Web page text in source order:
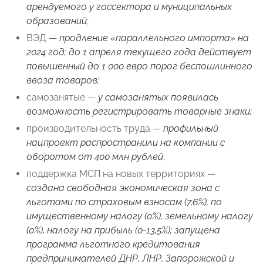
арендуемого у госсектора и муниципальных
образований;
ВЭД — продление «параллельного импорта» на
2024 год; до 1 апреля текущего года действует
повышенный до 1 000 евро порог беспошлинного
ввоза товаров;
самозанятые — у самозанятых появилась
возможность регистрировать товарные знаки;
производительность труда — профильный
нацпроект распространили на компании с
оборотом от 400 млн рублей;
поддержка МСП на новых территориях —
создана свободная экономическая зона с
льготами по страховым взносам (7,6%), по
имущественному налогу (0%), земельному налогу
(0%), налогу на прибыль (0-13,5%); запущена
программа льготного кредитования
предпринимателей ДНР, ЛНР, Запорожской и